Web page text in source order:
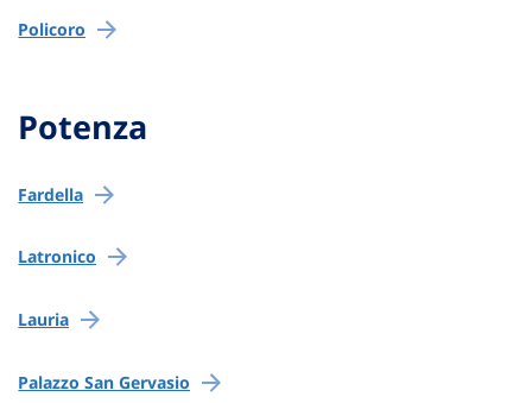
Policoro
Potenza
Fardella
Latronico
Lauria
Palazzo San Gervasio